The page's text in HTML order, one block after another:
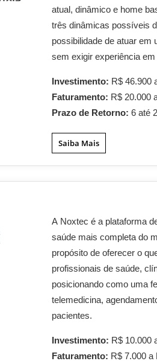
atual, dinâmico e home
três dinâmicas possíveis
possibilidade de atuar em
sem exigir experiência
Investimento: R$ 46.900
Faturamento: R$ 20.000
Prazo de Retorno:6 até
Saiba Mais
A Noxtec é a plataforma
saúde mais completa do
propósito de oferecer o
profissionais de saúde,
posicionando como uma
telemedicina,
pacientes.
Investimento: R$ 10.000
Faturamento: R$ 7.000 a